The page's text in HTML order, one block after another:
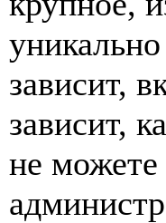
зависит,
зависит,
не можете